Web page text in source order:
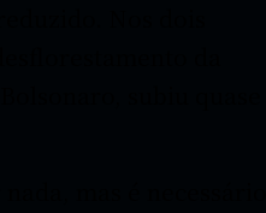
Nos dois
da
subiu quase
mas é necessário